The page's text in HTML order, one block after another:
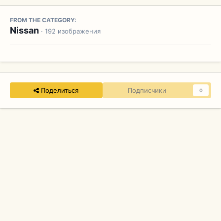
FROM THE CATEGORY:
Nissan · 192 изображения
Поделиться Подписчики 0